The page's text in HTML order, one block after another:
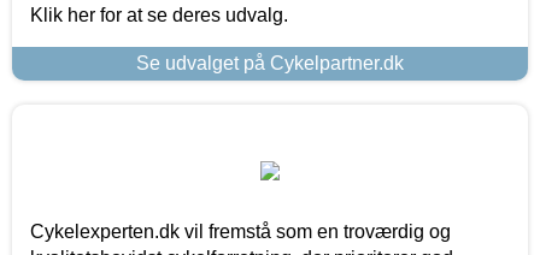
Klik her for at se deres udvalg.
Se udvalget på Cykelpartner.dk
Cykelexperten.dk vil fremstå som en troværdig og